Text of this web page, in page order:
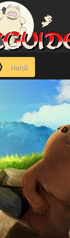
Heidi